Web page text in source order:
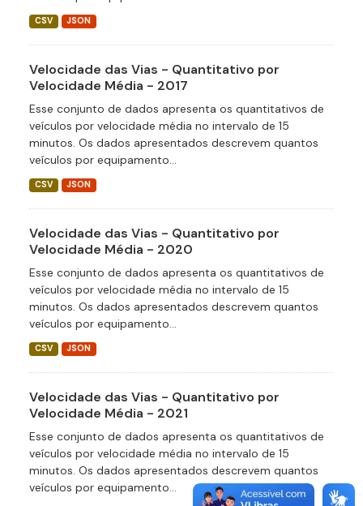
CSV JSON
Velocidade das Vias - Quantitativo por
Velocidade Média - 2017
Esse conjunto de dados apresenta os quantitativos de
veículos por velocidade média no intervalo de 15
minutos. Os dados apresentados descrevem quantos
veículos por equipamento...
CSV JSON
Velocidade das Vias - Quantitativo por
Velocidade Média - 2020
Esse conjunto de dados apresenta os quantitativos de
veículos por velocidade média no intervalo de 15
minutos. Os dados apresentados descrevem quantos
veículos por equipamento...
CSV JSON
Velocidade das Vias - Quantitativo por
Velocidade Média - 2021
Esse conjunto de dados apresenta os quantitativos de
veículos por velocidade média no intervalo de 15
minutos. Os dados apresentados descrevem quantos
veículos por equipamento...